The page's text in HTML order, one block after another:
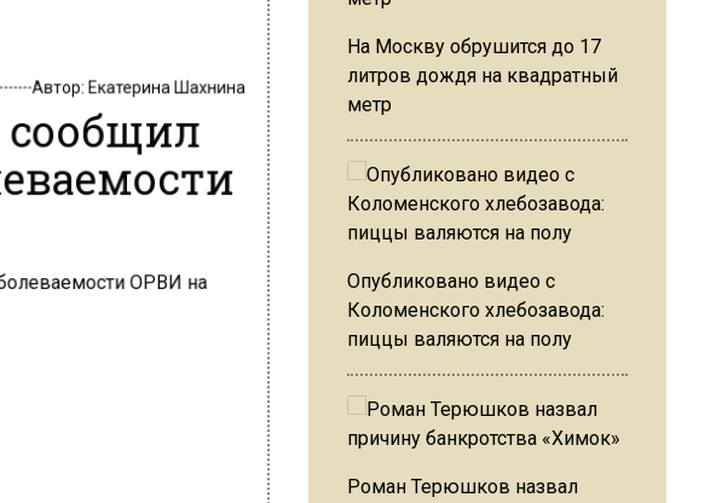
На Москву обрушится до 17
литров дождя на квадратный
метр
Опубликовано видео с
Коломенского хлебозавода:
пиццы валяются на полу
Роман Терюшков назвал